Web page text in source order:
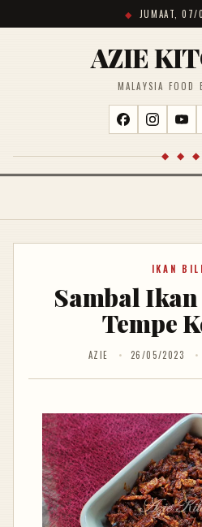
JUMAAT,
AZIE
MALAYSIA FOOD
◆ ◆ ◆
IKAN
Sambal
Tempe
AZIE 26/05/2023